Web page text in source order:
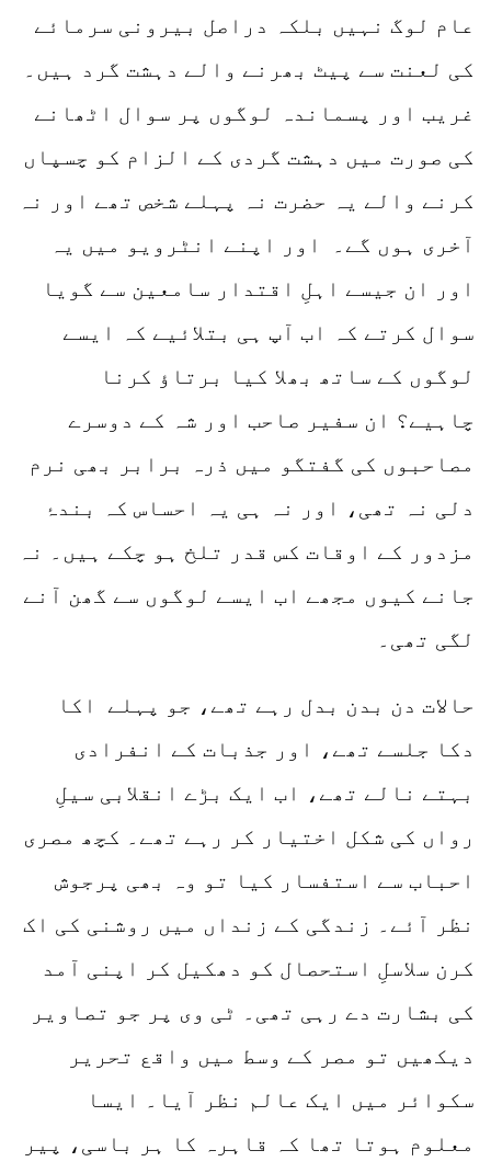
عام لوگ نہیں بلکہ دراصل بیرونی سرمائے
کی لعنت سے پیٹ بھرنے والے دہشت گرد ہیں۔
غریب اور پسماندہ لوگوں پر سوال اٹھانے
کی صورت میں دہشت گردی کے الزام کو چسپاں
کرنے والے یہ حضرت نہ پہلے شخص تھے اور نہ
آخری ہوں گے۔ اور اپنے انٹرویو میں یہ
اور ان جیسے اہلِ اقتدار سامعین سے گویا
سوال کرتے کہ اب آپ ہی بتلائیے کہ ایسے
لوگوں کے ساتھ بھلا کیا برتاؤ کرنا
چاہیے؟ ان سفیر صاحب اور شہ کے دوسرے
مصاحبوں کی گفتگو میں ذرہ برابر بھی نرم
دلی نہ تھی، اور نہ ہی یہ احساس کہ بندۂ
مزدور کے اوقات کس قدر تلخ ہو چکے ہیں۔ نہ
جانے کیوں مجھے اب ایسے لوگوں سے گھن آنے
لگی تھی۔
حالات دن بدن بدل رہے تھے، جو پہلے اکا
دکا جلسے تھے، اور جذبات کے انفرادی
بہتے نالے تھے، اب ایک بڑے انقلابی سیلِ
رواں کی شکل اختیار کر رہے تھے۔ کچھ مصری
احباب سے استفسار کیا تو وہ بھی پرجوش
نظر آئے۔ زندگی کے زنداں میں روشنی کی اک
کرن سلاسلِ استحصال کو دھکیل کر اپنی آمد
کی بشارت دے رہی تھی۔ ٹی وی پر جو تصاویر
دیکھیں تو مصر کے وسط میں واقع تحریر
سکوائر میں ایک عالم نظر آیا۔ ایسا
معلوم ہوتا تھا کہ قاہرہ کا ہر باسی، پیر